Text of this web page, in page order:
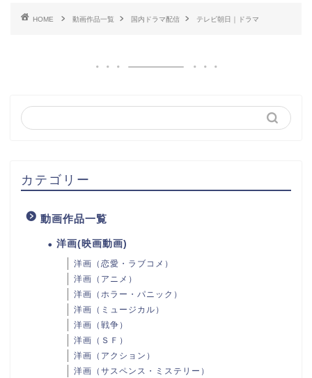
HOME 動画作品一覧 国内ドラマ配信 テレビ朝日｜ドラマ
カテゴリー
動画作品一覧
洋画(映画動画)
洋画（恋愛・ラブコメ）
洋画（アニメ）
洋画（ホラー・パニック）
洋画（ミュージカル）
洋画（戦争）
洋画（ＳＦ）
洋画（アクション）
洋画（サスペンス・ミステリー）